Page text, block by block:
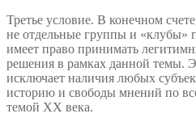
Третье условие. В конечном
не отдельные группы и «клубы»
имеет право принимать
решения в рамках данной темы.
исключает наличия любых
историю и свободы мнений по
темой ХХ века.